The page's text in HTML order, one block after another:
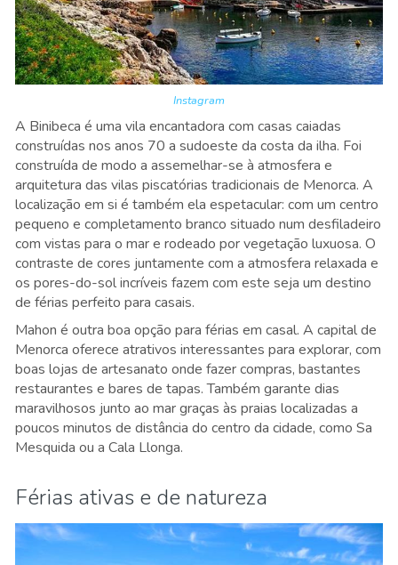
Instagram
A Binibeca é uma vila encantadora com casas caiadas
construídas nos anos 70 a sudoeste da costa da ilha. Foi
construída de modo a assemelhar-se à atmosfera e
arquitetura das vilas piscatórias tradicionais de Menorca. A
localização em si é também ela espetacular: com um centro
pequeno e completamento branco situado num desfiladeiro
com vistas para o mar e rodeado por vegetação luxuosa. O
contraste de cores juntamente com a atmosfera relaxada e
os pores-do-sol incríveis fazem com este seja um destino
de férias perfeito para casais.
Mahon é outra boa opção para férias em casal. A capital de
Menorca oferece atrativos interessantes para explorar, com
boas lojas de artesanato onde fazer compras, bastantes
restaurantes e bares de tapas. Também garante dias
maravilhosos junto ao mar graças às praias localizadas a
poucos minutos de distância do centro da cidade, como Sa
Mesquida ou a Cala Llonga.
Férias ativas e de natureza